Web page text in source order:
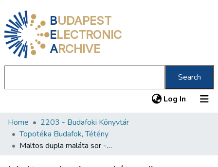
BUDAPEST
ELECTRONIC
ARCHIVE
Search
Log In (current)
Communities & Collections
All of DSpace
Home
2203 - Budafoki Könyvtár
Topotéka Budafok, Tétény
Maltos dupla maláta sör -Haggenmacher Sörgyár